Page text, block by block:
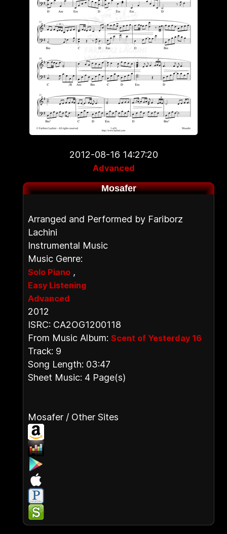
2012-08-16 14:27:20
Advanced
Mosafer
Arranged and Performed by Fariborz
Lachini
Instrumental Music
Music Genre:
Solo Piano ,
Easy Listening
Advanced
2012
ISRC: CA2OG1200118
From Music Album: Scent of Yesterday 16
Track: 9
Song Length: 03:47
Sheet Music: 4 Page(s)
Mosafer / Other Sites